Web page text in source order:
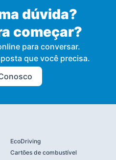
dúvida?
começar?
para conversar.
que você precisa.
EcoDriving
Cartões de combustível